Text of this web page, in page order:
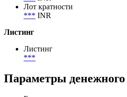
Номинал
1 000 000 INR
***
***INR
Листинг